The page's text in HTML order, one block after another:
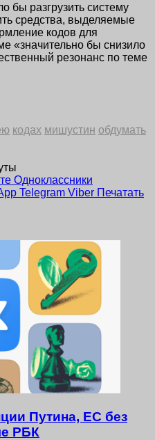
бы разгрузить систему
средства, выделяемые
кодов для
«значительно бы снизило
резонанс по теме
кодах мишустин обдумать
Одноклассники
Telegram Viber Печатать
Путина, ЕС без
РБК